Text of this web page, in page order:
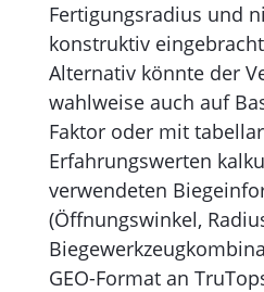
Fertigungsradius und
konstruktiv
Alternativ könnte der
wahlweise auch auf
Faktor oder mit
Erfahrungswerten
verwendeten
(Öffnungswinkel,
GEO-Format an